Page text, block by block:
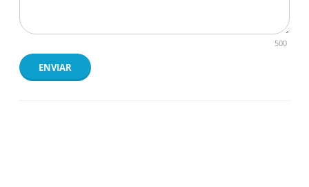
500
ENVIAR